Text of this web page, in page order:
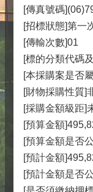
[傳真號碼
[招標狀態]第一
[傳輸次數]01
[標的分類代碼
[本採購案是否
[財物採購性質]
[採購金額級距]
[預算金額
[預算金額是否
[預計金額
[預計金額是否